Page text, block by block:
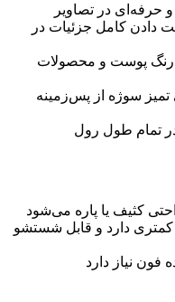
حرفه‌ای در تصاویر
دادن کامل جزئیات در
رنگ پوست و محصولات
سوژه از پس‌زمینه
تمام طول رول
کثیف یا پاره می‌شود
دارد و قابل شستشو
فون نیاز دارد